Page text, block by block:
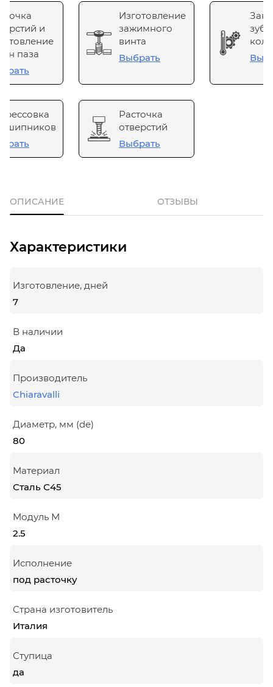
и
паза
Изготовление
зажимного
винта
Выбрать
Расточка
отверстий
Выбрать
ОПИСАНИЕ ОТЗЫВЫ
Характеристики
Изготовление, дней
7
В наличии
Да
Производитель
Chiaravalli
Диаметр, мм (de)
80
Материал
Сталь С45
Модуль М
2.5
Исполнение
под расточку
Страна изготовитель
Италия
Ступица
да